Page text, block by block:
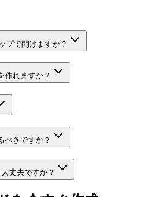
プで開けますか？
作れますか？
べきですか？
丈夫ですか？